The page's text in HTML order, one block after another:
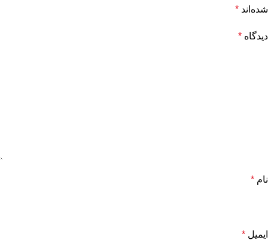
شده‌اند *
دیدگاه *
نام *
ایمیل *